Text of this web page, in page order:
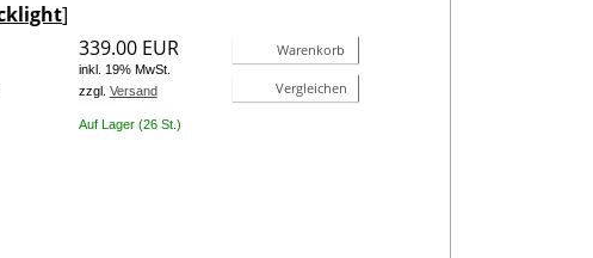
]
339.00 EUR
inkl. 19% MwSt.
zzgl. Versand
Auf Lager (26 St.)
Warenkorb
Vergleichen